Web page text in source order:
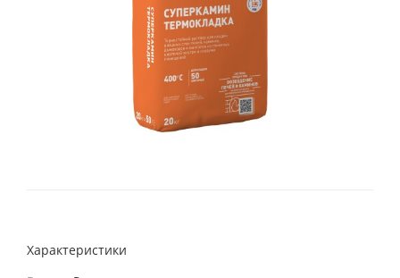
Характеристики